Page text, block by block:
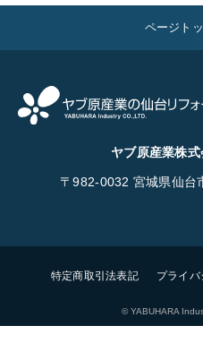
ページト
ヤブ原産業株
〒982-0032 宮城県仙台
特定商取引法表記 プライバ
© YABUHARA